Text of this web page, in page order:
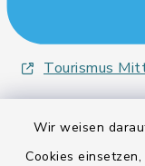
Wir weisen
Cookies
Tourismus